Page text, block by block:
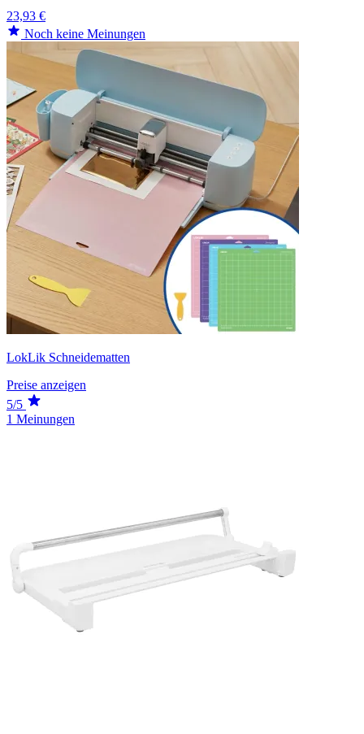
23,93 €
Noch keine Meinungen
LokLik Schneidematten
Preise anzeigen
5/5
1 Meinungen